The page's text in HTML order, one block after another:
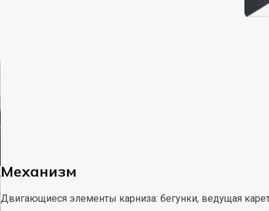
Механизм
Двигающиеся элементы карниза: бегунки, ведущая